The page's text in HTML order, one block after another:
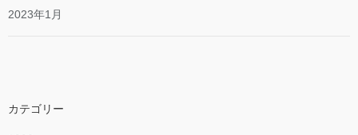
2023年1月
カテゴリー